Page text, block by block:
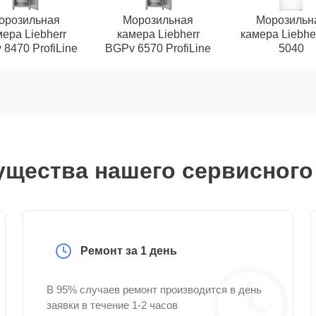
Liebherr
8470 ProfiLine
Морозильная
камера Liebherr
BGPv 6570 ProfiLine
камера
5040
нашего
Ремонт за 1 день
В 95% случаев ремонт производится в день
заявки в течение 1-2 часов